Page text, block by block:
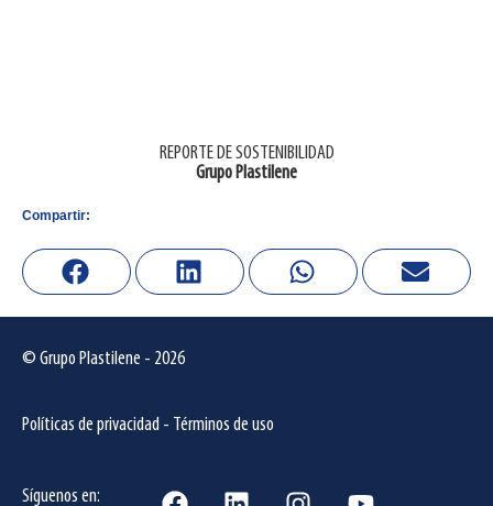
REPORTE DE SOSTENIBILIDAD
Grupo Plastilene
Compartir:
© Grupo Plastilene - 2026
Políticas de privacidad - Términos de uso
Síguenos en: